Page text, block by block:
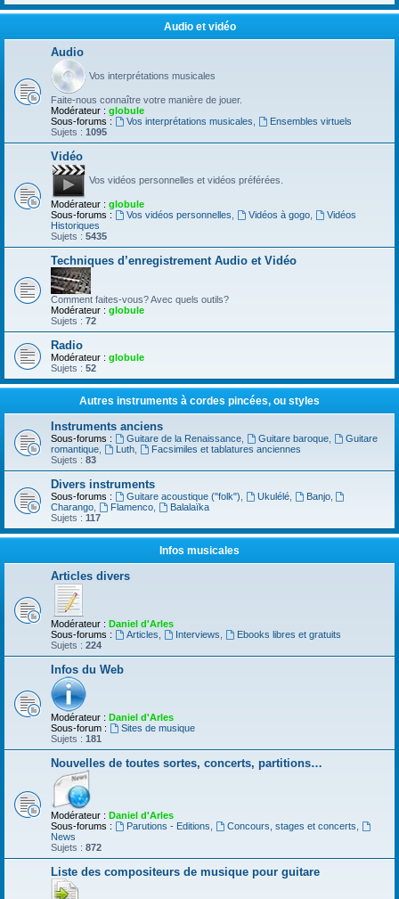
Audio et vidéo
Audio
Vos interprétations musicales
Faite-nous connaître votre manière de jouer.
Modérateur : globule
Sous-forums :
Vos interprétations musicales
Ensembles virtuels
Sujets : 1095
Vidéo
Vos vidéos personnelles et vidéos préférées.
Modérateur : globule
Sous-forums :
Vos vidéos personnelles Vidéos à gogo,
Vidéos
Historiques
Sujets : 5435
Techniques d’enregistrement Audio et Vidéo
Comment faites-vous? Avec quels outils?
Modérateur : globule
Sujets : 72
Radio
Modérateur : globule
Sujets : 52
Autres instruments à cordes pincées, ou styles
Instruments anciens
Sous-forums : Guitare de la Renaissance, Guitare baroque,
Guitare
romantique
Luth,
Facsimiles et tablatures anciennes
Sujets : 83
Divers instruments
Sous-forums : Guitare acoustique ("folk") Ukulélé, Banjo,
Charango
Flamenco,
Balalaïka
Sujets : 117
Infos musicales
Articles divers
Modérateur : Daniel d'Arles
Sous-forums :
Articles Interviews
Ebooks libres et gratuits
Sujets : 224
Infos du Web
Modérateur : Daniel d'Arles
Sous-forum :
Sites de musique
Sujets : 181
Nouvelles de toutes sortes, concerts, partitions…
Modérateur : Daniel d'Arles
Sous-forums :
Parutions - Editions Concours, stages et concerts
News
Sujets : 872
Liste des compositeurs de musique pour guitare